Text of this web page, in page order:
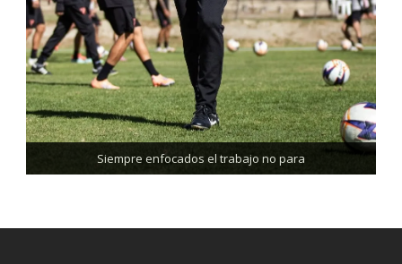
Siempre enfocados el trabajo no para
Trabajando enfocados, listos para el partido de mañana